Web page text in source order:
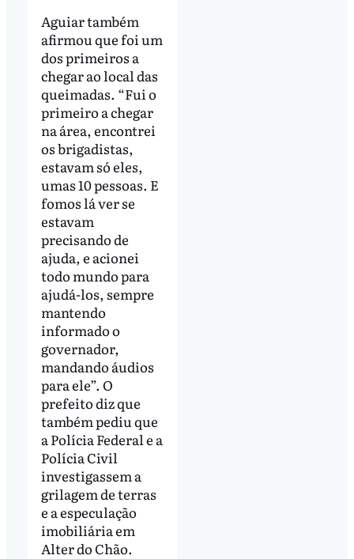
Aguiar também
afirmou que foi um
dos primeiros a
chegar ao local das
queimadas. “Fui o
primeiro a chegar
na área, encontrei
os brigadistas,
estavam só eles,
umas 10 pessoas. E
fomos lá ver se
estavam
precisando de
ajuda, e acionei
todo mundo para
ajudá-los, sempre
mantendo
informado o
governador,
mandando áudios
para ele”. O
prefeito diz que
também pediu que
a Polícia Federal e a
Polícia Civil
investigassem a
grilagem de terras
e a especulação
imobiliária em
Alter do Chão.